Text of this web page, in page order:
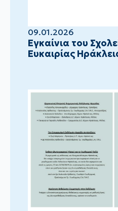
09.01.2026
Eγκαίνια του
Ευκαιρίας